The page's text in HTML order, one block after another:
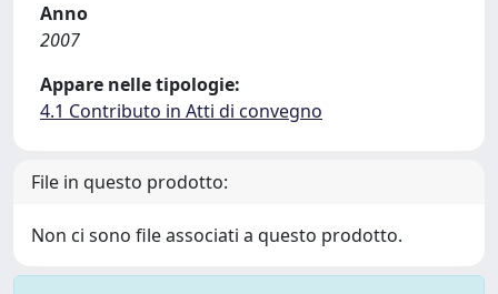
Anno
2007
Appare nelle tipologie:
4.1 Contributo in Atti di convegno
File in questo prodotto:
Non ci sono file associati a questo prodotto.